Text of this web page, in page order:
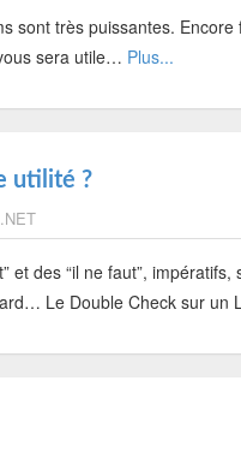
sont très puissantes. Encore
sera utile… Plus...
utilité ?
et des “il ne faut”,
Le Double Check sur un